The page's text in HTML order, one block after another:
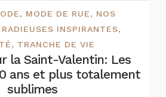
, MODE DE RUE, NOS
RADIEUSES INSPIRANTES,
, TRANCHE DE VIE
la Saint-Valentin: Les
ans et plus totalement
sublimes